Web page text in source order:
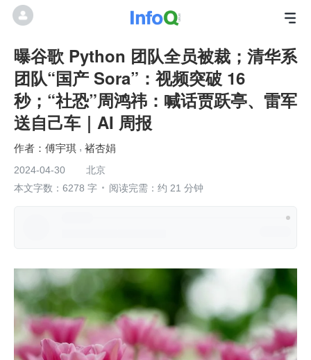
曝谷歌 Python 团队全员被裁；清华系
团队“国产 Sora”：视频突破 16
秒；“社恐”周鸿祎：喊话贾跃亭、雷军
送自己车｜AI 周报
傅宇琪 褚杏娟
2024-04-30
北京
本文字数：6278 字
阅读完需：约 21 分钟